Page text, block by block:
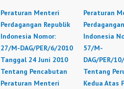
Peraturan Menteri
Perdagangan Republik
Indonesia Nomor:
27/M-DAG/PER/6/2010
Tanggal 24 Juni 2010
Tentang Pencabutan
Peraturan Menteri
Peraturan
Indonesia
57/M-
DAG/PER/
Tentang
Kedua Atas